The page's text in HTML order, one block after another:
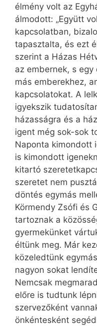
élmény volt az
álmodott: „Együtt
kapcsolatban,
tapasztalta, és ezt
szerint a Házas
az embernek, s
más emberekhez,
kapcsolatokat. A
igyekszik
házasságra és a
igent még sok-sok
Naponta kimondott
is kimondott
kitartó
szeretet nem
döntés egymás
Körmendy Zsófi és
tartoznak a
gyermekünket
éltünk meg. Már
közeledtünk
nagyon sokat
Nemcsak
előre is tudtunk
szervezőként
önkéntesként